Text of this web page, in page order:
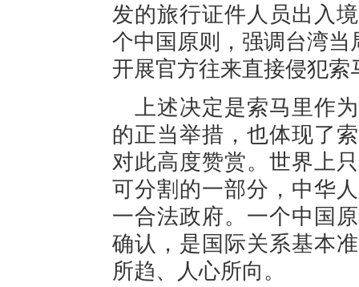
发的旅行证件人员出入
个中国原则，强调台湾当
开展官方往来直接侵犯
上述决定是索马里作
的正当举措，也体现了
对此高度赞赏。世界上
可分割的一部分，中华
一合法政府。一个中国
确认，是国际关系基本
所趋、人心所向。